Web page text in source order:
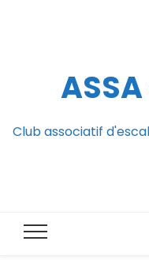
Club associatif